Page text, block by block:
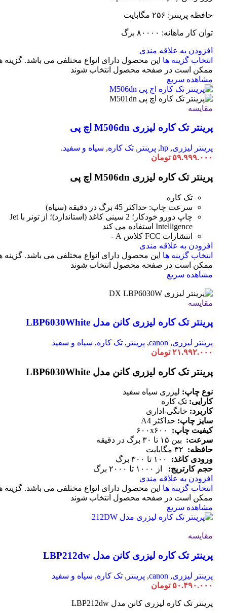
حافظه پرینتر: ۲۵۶ مگابایت
توان کار ماهانه: ۸۰۰۰۰ برگ
افزودن به علاقه مندی
انتخاب گزینه ها این محصول دارای انواع مختلفی می باشد. گزینه
ممکن است در صفحه محصول انتخاب شوند
مشاهده سریع
مقایسه
پرینتر تک کاره لیزری M506dn اچ پی
پرینتر لیزری,
hp
, پرینتر , تک کاره, سیاه و سفید.
۵۹.۹۹۹.۰۰۰ تومان
پرینتر تک کاره لیزری M506dn اچ پی
تک کاره
سرعت چاپ: حداکثر 45 برگ در دقیقه (سیاه)
چاپ دورو خودکار؛ 2 سینی کاغذ (استاندارد)؛ از تونر با Jet
Intelligence استفاده می کند
انتشارات FCC کلاس A -
افزودن به علاقه مندی
انتخاب گزینه ها این محصول دارای انواع مختلفی می باشد. گزینه
ممکن است در صفحه محصول انتخاب شوند
مشاهده سریع
مقایسه
پرینتر تک کاره لیزری کانن مدل LBP6030White
پرینتر لیزری,
canon
, پرینتر , تک کاره, سیاه و سفید
۲۱.۹۹۲.۰۰۰ تومان
پرینتر تک کاره لیزری کانن مدل LBP6030White
نوع چاپ: لیزری سیاه سفید
کارایی: تک کاره
کاربرد: خانگی-اداری
سایز چاپ: حداکثر A4
کیفیت چاپ:
۶۰۰x۶۰۰
سرعت: بین ۱۵ تا ۳۰ برگ در دقیقه
حافظه: ۳۲ مگابایت
ورودی کاغذ:
۱۰۰ تا ۳۰۰ برگ
حجم کارتریج:
از ۱۰۰۰ تا ۲۰۰۰ برگ
افزودن به علاقه مندی
انتخاب گزینه ها این محصول دارای انواع مختلفی می باشد. گزینه
ممکن است در صفحه محصول انتخاب شوند
مشاهده سریع
مقایسه
پرینتر تک کاره لیزری کانن مدل LBP212dw
پرینتر لیزری,
canon
, پرینتر , تک کاره, سیاه و سفید
۵۰.۴۹۰.۰۰۰ تومان
پرینتر تک کاره لیزری کانن مدل LBP212dw